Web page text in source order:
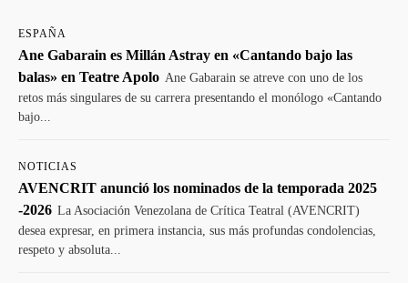
ESPAÑA
Ane Gabarain es Millán Astray en «Cantando bajo las
balas» en Teatre Apolo Ane Gabarain se atreve con uno de los
retos más singulares de su carrera presentando el monólogo «Cantando
bajo...
NOTICIAS
AVENCRIT anunció los nominados de la temporada 2025
-2026 La Asociación Venezolana de Crítica Teatral (AVENCRIT)
desea expresar, en primera instancia, sus más profundas condolencias,
respeto y absoluta...